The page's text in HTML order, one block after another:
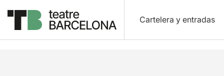
Cartelera y entradas